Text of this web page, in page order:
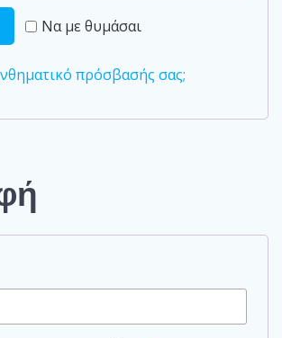
Να με θυμάσαι
πρόσβασής σας;